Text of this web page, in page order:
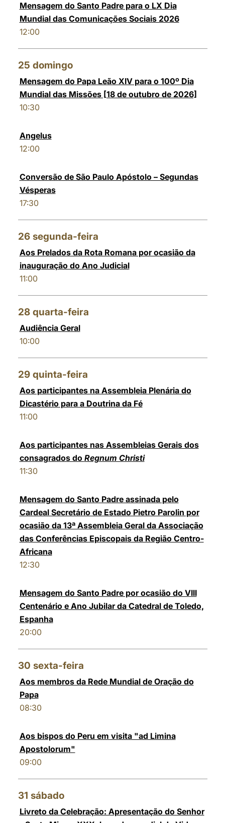
Mensagem do Santo Padre para o LX Dia
Mundial das Comunicações Sociais 2026
12:00
25 domingo
Mensagem do Papa Leão XIV para o 100º Dia
Mundial das Missões [18 de outubro de 2026]
10:30
Angelus
12:00
Conversão de São Paulo Apóstolo – Segundas
Vésperas
17:30
26 segunda-feira
Aos Prelados da Rota Romana por ocasião da
inauguração do Ano Judicial
11:00
28 quarta-feira
Audiência Geral
10:00
29 quinta-feira
Aos participantes na Assembleia Plenária do
Dicastério para a Doutrina da Fé
11:00
Aos participantes nas Assembleias Gerais dos
consagrados do Regnum Christi
11:30
Mensagem do Santo Padre assinada pelo
Cardeal Secretário de Estado Pietro Parolin por
ocasião da 13ª Assembleia Geral da Associação
das Conferências Episcopais da Região Centro-
Africana
12:30
Mensagem do Santo Padre por ocasião do VIII
Centenário e Ano Jubilar da Catedral de Toledo,
Espanha
20:00
30 sexta-feira
Aos membros da Rede Mundial de Oração do
Papa
08:30
Aos bispos do Peru em visita "ad Limina
Apostolorum"
09:00
31 sábado
Livreto da Celebração: Apresentação do Senhor